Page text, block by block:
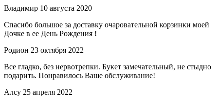
Владимир 10 августа 2020
Спасибо большое за доставку очаровательной корзинки моей
Дочке в ее День Рождения !
Родион 23 октября 2022
Все гладко, без нервотрепки. Букет замечательный, не стыдно
подарить. Понравилось Ваше обслуживание!
Алсу 25 апреля 2022